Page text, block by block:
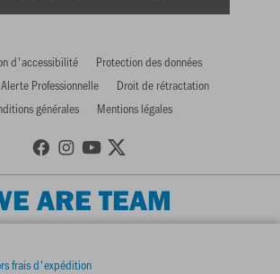
frais d'expédition
d'accessibilité
Protection des données
Professionnelle
Droit de rétractation
générales
Mentions légales
ARE TEAM